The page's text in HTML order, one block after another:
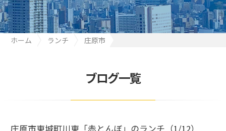
ホーム ランチ
庄原市
ブログ一覧
庄原市東城町川東「赤とんぼ」のランチ（1/12）